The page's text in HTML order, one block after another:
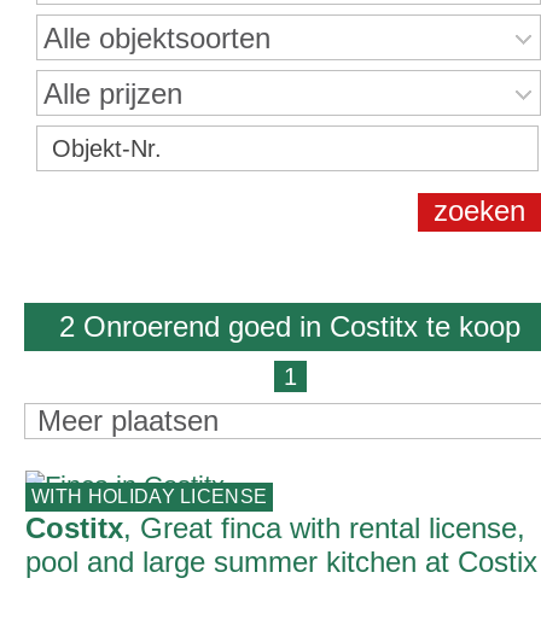
Alle objektsoorten
Alle prijzen
2 Onroerend goed in Costitx te koop
1
Meer plaatsen
WITH HOLIDAY LICENSE
Costitx, Great finca with rental license,
pool and large summer kitchen at Costix